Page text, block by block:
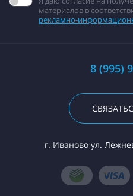
материалов в
рекламно-
8 (995)
г. Иваново ул.